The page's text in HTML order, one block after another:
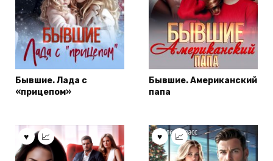
Бывшие. Лада с
«прицепом»
Бывшие. Американский
папа